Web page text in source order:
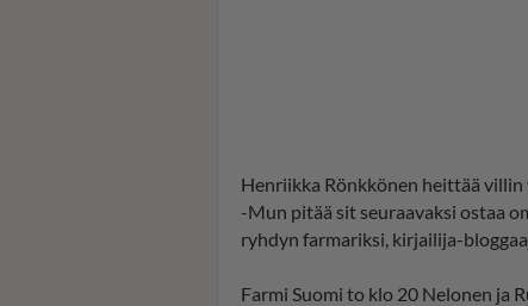
Henriikka Rönkkönen heittää
-Mun pitää sit seuraavaksi ostaa
ryhdyn farmariksi, kirjailija-
Farmi Suomi to klo 20 Nelonen ja